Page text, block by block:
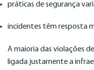
práticas de segurança
incidentes têm resposta
A maioria das violações
ligada justamente a